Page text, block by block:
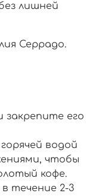
лишней
Серрадо.
его
водой
чтобы
кофе.
течение 2-3